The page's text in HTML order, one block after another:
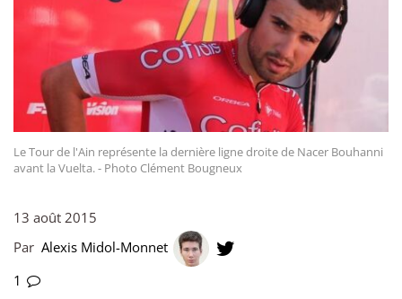
Le Tour de l'Ain représente la dernière ligne droite de Nacer Bouhanni
avant la Vuelta. - Photo Clément Bougneux
13 août 2015
Par Alexis Midol-Monnet
1